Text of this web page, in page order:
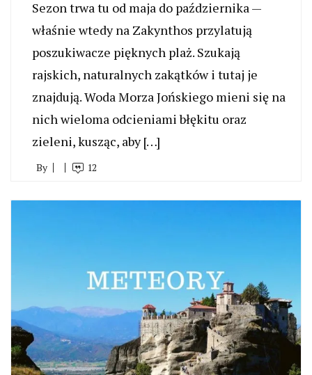
Sezon trwa tu od maja do października —
właśnie wtedy na Zakynthos przylatują
poszukiwacze pięknych plaż. Szukają
rajskich, naturalnych zakątków i tutaj je
znajdują. Woda Morza Jońskiego mieni się na
nich wieloma odcieniami błękitu oraz
zieleni, kusząc, aby […]
By 12